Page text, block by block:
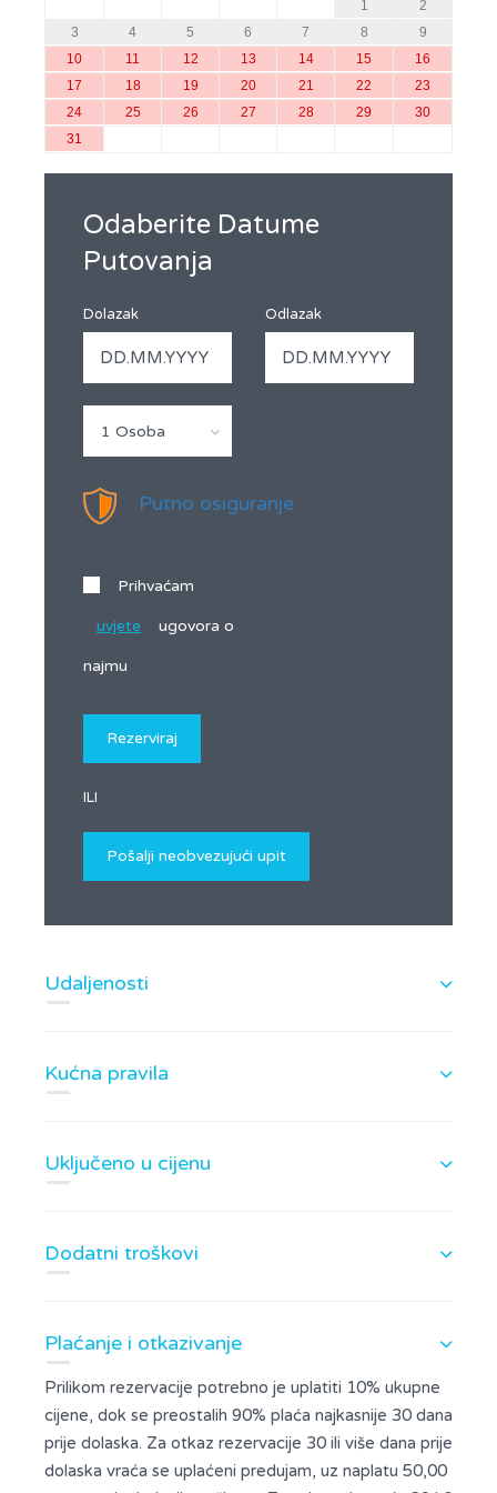
1
2
3
4 5 6 7 8
9
10
11 12 13 14 15
16
17
18 19 20 21 22
23
24
25 26 27 28 29
30
31
Odaberite Datume
Putovanja
Dolazak Odlazak
1 Osoba
Putno osiguranje
Prihvaćam
uvjete ugovora o
najmu
ILI
Udaljenosti
Kućna pravila
Uključeno u cijenu
Dodatni troškovi
Plaćanje i otkazivanje
Prilikom rezervacije potrebno je uplatiti 10% ukupne
cijene, dok se preostalih 90% plaća najkasnije 30 dana
prije dolaska. Za otkaz rezervacije 30 ili više dana prije
dolaska vraća se uplaćeni predujam, uz naplatu 50,00